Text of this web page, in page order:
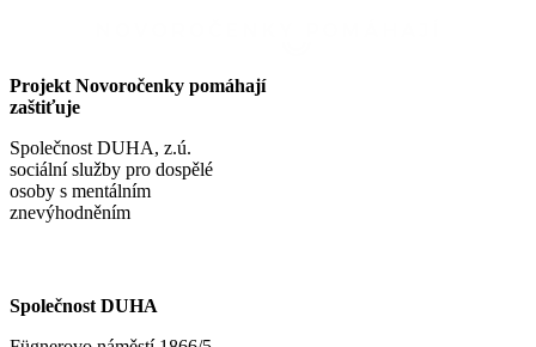
Projekt Novoročenky pomáhají
zaštiťuje
Společnost DUHA, z.ú.
sociální služby pro dospělé
osoby s mentálním
znevýhodněním
Společnost DUHA